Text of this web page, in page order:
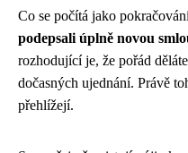
Co se počítá jako
podepsali úplně novou
rozhodující je, že pořád
dočasných ujednání. Právě
přehlížejí.